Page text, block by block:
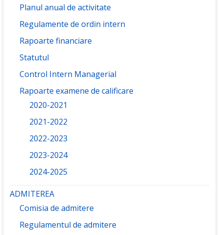
Planul anual de activitate
Regulamente de ordin intern
Rapoarte financiare
Statutul
Control Intern Managerial
Rapoarte examene de calificare
2020-2021
2021-2022
2022-2023
2023-2024
2024-2025
ADMITEREA
Comisia de admitere
Regulamentul de admitere